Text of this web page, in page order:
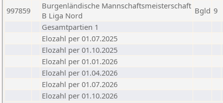
997859
Burgenländische Mannschaftsmeisterschaft
B Liga Nord
Bgld 9
Gesamtpartien 1
Elozahl per 01.07.2025
Elozahl per 01.10.2025
Elozahl per 01.01.2026
Elozahl per 01.04.2026
Elozahl per 01.07.2026
Elozahl per 01.10.2026